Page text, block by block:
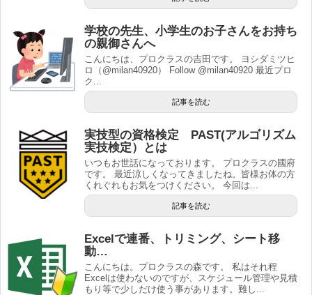
学校の先生、小学生のお子さんをお持ち
の親御さんへ
こんにちは、プロクラスの吉田です。 ヨシダミツヒ
ロ（@milan40920） Follow @milan40920 最近プロ
ク...
記事を読む
実技型の資格検定 PAST(アルゴリズム
実技検定）とは
いつもお世話になっております。 プロクラスの國府
です。 最近涼しくなってきましたね。皆様お体の方
くれぐれもお気をつけください。 今回は...
記事を読む
Excelで連番、トリミング、シート移
動…
こんにちは。プロクラスの森です。 私はそれ程
Excelは使わないのですが、スケジュール管理や見積
もり等で少しだけ使う事があります。難し...